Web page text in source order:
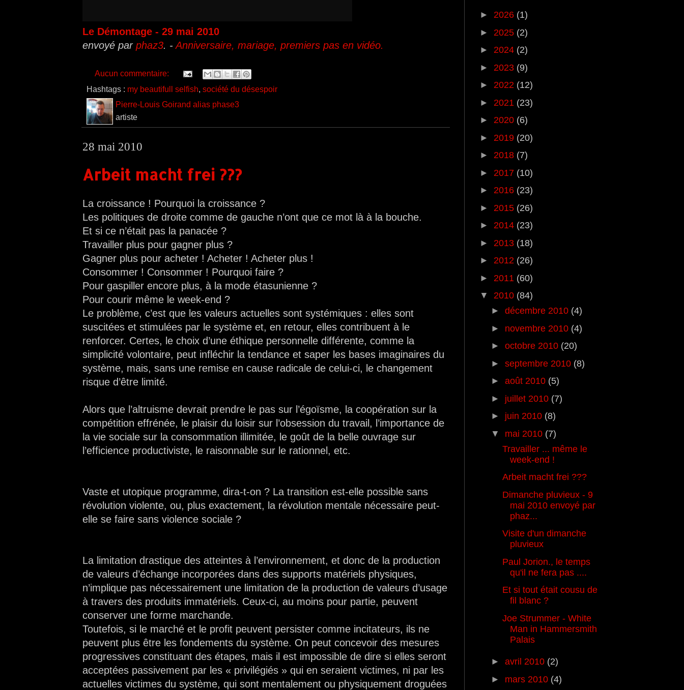
Le Démontage - 29 mai 2010
envoyé par phaz3. -Anniversaire, mariage, premiers pas en vidéo.
Aucun commentaire:
Hashtags : my beautifull selfish, société du désespoir
Pierre-Louis Goirand alias phase3
artiste
28 mai 2010
Arbeit macht frei ???
La croissance ! Pourquoi la croissance ?
Les politiques de droite comme de gauche n’ont que ce mot là à la bouche.
Et si ce n’était pas la panacée ?
Travailler plus pour gagner plus ?
Gagner plus pour acheter ! Acheter ! Acheter plus !
Consommer ! Consommer ! Pourquoi faire ?
Pour gaspiller encore plus, à la mode étasunienne ?
Pour courir même le week-end ?
Le problème, c’est que les valeurs actuelles sont systémiques : elles sont
suscitées et stimulées par le système et, en retour, elles contribuent à le
renforcer. Certes, le choix d’une éthique personnelle différente, comme la
simplicité volontaire, peut infléchir la tendance et saper les bases imaginaires du
système, mais, sans une remise en cause radicale de celui-ci, le changement
risque d’être limité.
Alors que l’altruisme devrait prendre le pas sur l’égoïsme, la coopération sur la
compétition effrénée, le plaisir du loisir sur l’obsession du travail, l’importance de
la vie sociale sur la consommation illimitée, le goût de la belle ouvrage sur
l’efficience productiviste, le raisonnable sur le rationnel, etc.
Vaste et utopique programme, dira-t-on ? La transition est-elle possible sans
révolution violente, ou, plus exactement, la révolution mentale nécessaire peut-
elle se faire sans violence sociale ?
La limitation drastique des atteintes à l’environnement, et donc de la production
de valeurs d’échange incorporées dans des supports matériels physiques,
n’implique pas nécessairement une limitation de la production de valeurs d’usage
à travers des produits immatériels. Ceux-ci, au moins pour partie, peuvent
conserver une forme marchande.
Toutefois, si le marché et le profit peuvent persister comme incitateurs, ils ne
peuvent plus être les fondements du système. On peut concevoir des mesures
progressives constituant des étapes, mais il est impossible de dire si elles seront
acceptées passivement par les « privilégiés » qui en seraient victimes, ni par les
actuelles victimes du système, qui sont mentalement ou physiquement droguées
► 2026 (1)
► 2025 (2)
► 2024 (2)
► 2023 (9)
► 2022 (12)
► 2021 (23)
► 2020 (6)
► 2019 (20)
► 2018 (7)
► 2017 (10)
► 2016 (23)
► 2015 (26)
► 2014 (23)
► 2013 (18)
► 2012 (26)
► 2011 (60)
▼ 2010 (84)
► décembre 2010 (4)
► novembre 2010 (4)
► octobre 2010 (20)
► septembre 2010 (8)
► août 2010 (5)
► juillet 2010 (7)
► juin 2010 (8)
▼ mai 2010 (7)
Travailler ... même le
week-end !
Arbeit macht frei ???
Dimanche pluvieux - 9
mai 2010 envoyé par
phaz...
Visite d'un dimanche
pluvieux
Paul Jorion., le temps
qu'il ne fera pas ....
Et si tout était cousu de
fil blanc ?
Joe Strummer - White
Man in Hammersmith
Palais
► avril 2010 (2)
► mars 2010 (4)